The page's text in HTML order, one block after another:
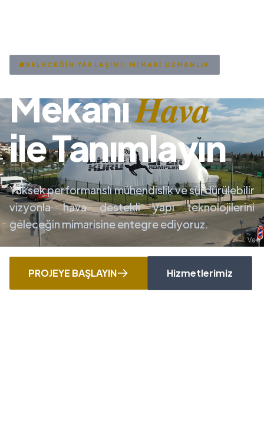
GELECEĞİN YAKLAŞIMI: MİMARİ UZMANLIK
MekanıHava
ile Tanımlayın
Yüksek performanslı mühendislik ve sürdürülebilir
vizyonla hava destekli yapı teknolojilerini
geleceğin mimarisine entegre ediyoruz.
PROJEYE BAŞLAYIN Hizmetlerimiz